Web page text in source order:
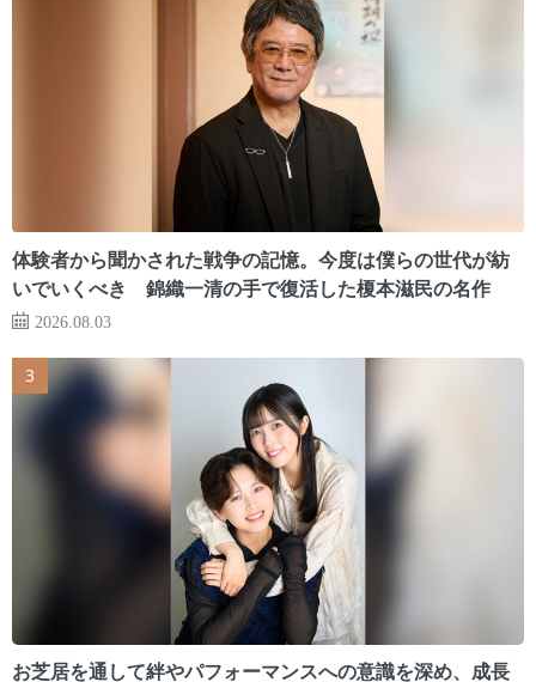
体験者から聞かされた戦争の記憶。今度は僕らの世代が紡
いでいくべき 錦織一清の手で復活した榎本滋民の名作
2026.08.03
お芝居を通して絆やパフォーマンスへの意識を深め、成長